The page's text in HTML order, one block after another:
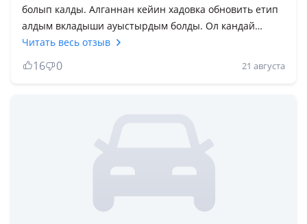
болып калды. Алганнан кейин хадовка обновить етип
алдым вкладыши ауыстырдым болды. Ол кандай
машина алсанда ауысатын нарселер. Разгон оте
жаксы, автобан да 200-220 смело журеди. Машина кен
жаксы. Вид береди. Бирак алар кезде джиги карап
куйып отырсан жемейди. Доливка вообще куймаймын
Читать весь отзыв
16 0 21 августа